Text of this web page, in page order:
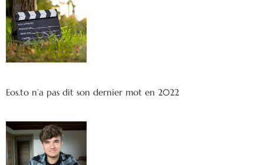
Eos.to n’a pas dit son dernier mot en 2022